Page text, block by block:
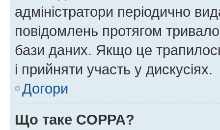
адміністратори періодично
повідомлень протягом
бази даних. Якщо це
і прийняти участь у дискусіях.
Догори
Що таке COPPA?